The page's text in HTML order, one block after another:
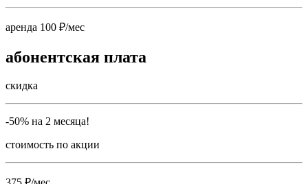
аренда 100 ₽/мес
абонентская плата
скидка
-50% на 2 месяца!
стоимость по акции